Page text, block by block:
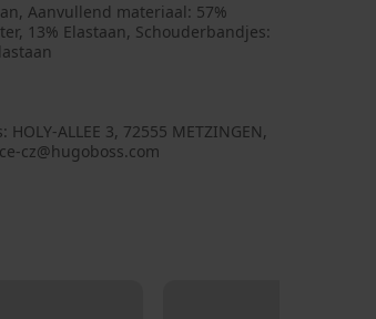
Aanvullend materiaal: 57%
13% Elastaan, Schouderbandjes:
cz@hugoboss.com